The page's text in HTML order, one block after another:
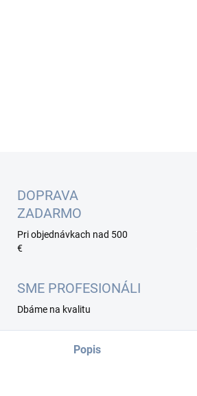
DOPRAVA
ZADARMO
Pri objednávkach nad 500
€
SME PROFESIONÁLI
Dbáme na kvalitu
Popis